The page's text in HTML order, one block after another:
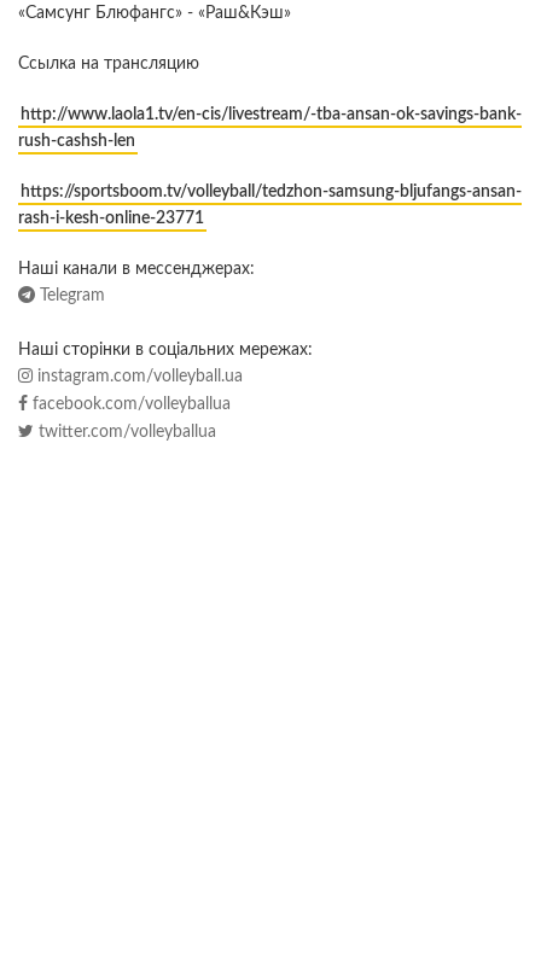
«Самсунг Блюфангс» - «Раш&Кэш»
Ссылка на трансляцию
http://www.laola1.tv/en-cis/livestream/-tba-ansan-ok-savings-bank-
rush-cashsh-len
https://sportsboom.tv/volleyball/tedzhon-samsung-bljufangs-ansan-
rash-i-kesh-online-23771
Наші канали в мессенджерах:
Telegram
Наші сторінки в соціальних мережах:
instagram.com/volleyball.ua
facebook.com/volleyballua
twitter.com/volleyballua